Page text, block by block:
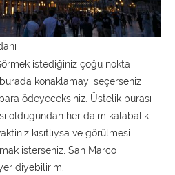
istediğiniz çoğu nokta
konaklamayı seçerseniz
ödeyeceksiniz. Üstelik burası
olduğundan her daim kalabalık
kısıtlıysa ve görülmesi
isterseniz, San Marco
diyebilirim.